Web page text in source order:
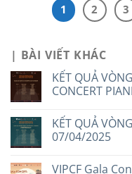
1 2 3
| BÀI VIẾT KHÁC
KẾT QUẢ
CONCERT
KẾT QUẢ
07/04/2025
VIPCF Gala